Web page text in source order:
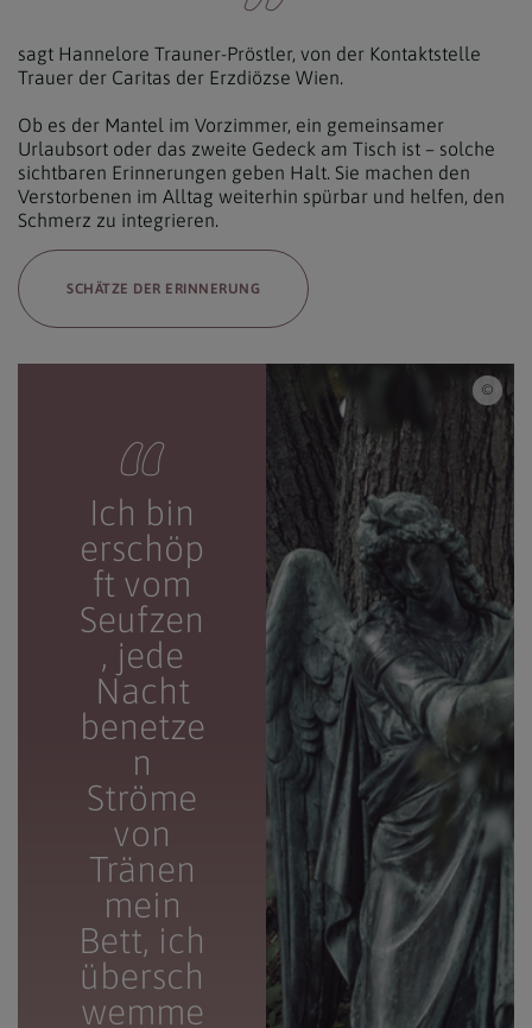
sagt Hannelore Trauner-Pröstler, von der Kontaktstelle
Trauer der Caritas der Erzdiözse Wien.
Ob es der Mantel im Vorzimmer, ein gemeinsamer
Urlaubsort oder das zweite Gedeck am Tisch ist – solche
sichtbaren Erinnerungen geben Halt. Sie machen den
Verstorbenen im Alltag weiterhin spürbar und helfen, den
Schmerz zu integrieren.
SCHÄTZE DER ERINNERUNG
Ich bin
erschöp
ft vom
Seufzen
, jede
Nacht
benetze
n
Ströme
von
Tränen
mein
Bett, ich
übersch
wemme